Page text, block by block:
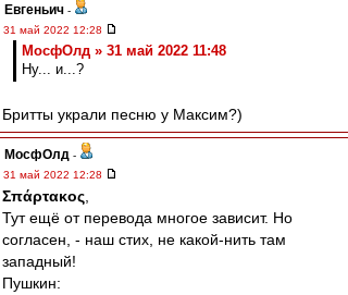
Евгеньич -
31 май 2022 12:28
МосфОлд » 31 май 2022 11:48
Ну... и...?
Бритты украли песню у Максим?)
МосфОлд -
31 май 2022 12:28
Σπάρτακος
Тут ещё от перевода многое зависит. Но
согласен, - наш стих, не какой-нить там
западный!
Пушкин: